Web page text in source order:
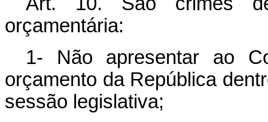
orçamentária:
1- Não apresentar ao
orçamento da República
sessão legislativa;